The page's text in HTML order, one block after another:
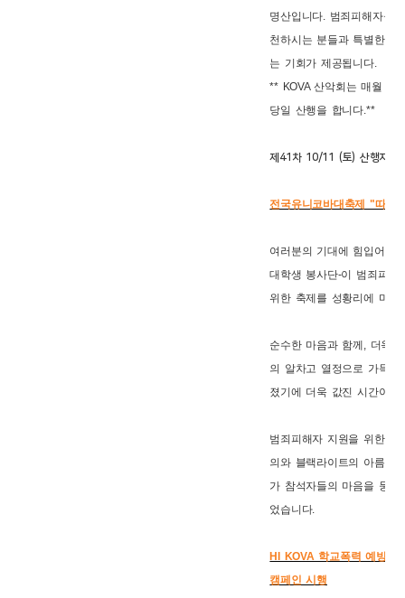
명산입니다. 범죄피해자들
천하시는 분들과 특별한 인
는 기회가 제공됩니다.
** KOVA 산악회는 매월 둘
당일 산행을 합니다.**
제41차 10/11 (토) 산행지 추
전국유니코바대축제 "따뜻
여러분의 기대에 힘입어 이
대학생 봉사단-이 범죄피해
위한 축제를 성황리에 마쳤
순수한 마음과 함께, 더욱
의 알차고 열정으로 가득찬
졌기에 더욱 값진 시간이었
범죄피해자 지원을 위한 대
의와 블랙라이트의 아름다
가 참석자들의 마음을 뭉클
었습니다.
HI KOVA 학교폭력 예방
캠페인 시행